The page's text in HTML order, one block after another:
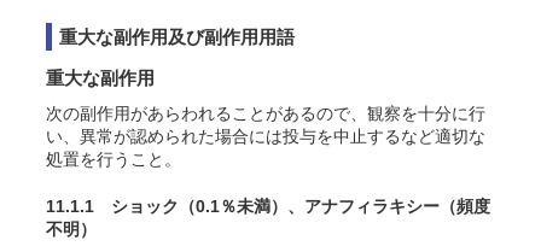
重大な副作用及び副作用用語
重大な副作用
次の副作用があらわれることがあるので、観察を十分に行
い、異常が認められた場合には投与を中止するなど適切な
処置を行うこと。
11.1.1 ショック （0.1％未満） 、アナフィラキシー （頻度
不明）